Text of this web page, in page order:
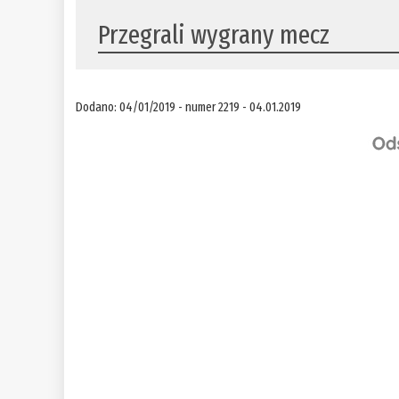
Przegrali wygrany mecz
Dodano: 04/01/2019 - numer 2219 - 04.01.2019